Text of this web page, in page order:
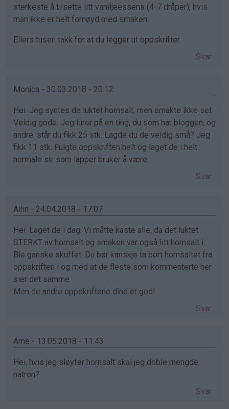
sterkeste å tilsette litt vaniljeessens (4-7 dråper), hvis
man ikke er helt fornøyd med smaken.
Ellers tusen takk for at du legger ut oppskrifter.
Svar
Monica - 30.03.2018 - 20:12
Hei. Jeg syntes de luktet hornsalt, men smakte ikke set.
Veldig gode. Jeg lurer på en ting, du som har bloggen, og
andre. står du fikk 25 stk. Lagde du de veldig små? Jeg
fikk 11 stk. Fulgte oppskriften helt og laget de i helt
normale str som lapper bruker å være.
Svar
Ailin - 24.04.2018 - 17:07
Hei. Laget de i dag. Vi måtte kaste alle, da det luktet
STERKT av hornsalt og smaken var også litt hornsalt i.
Ble ganske skuffet. Du bør kanskje ta bort hornsaltet fra
oppskriften i og med at de fleste som kommenterte her
sier det samme.
Men de andre oppskriftene dine er god!
Svar
Arne - 13.05.2018 - 11:43
Hei, hvis jeg sløyfer hornsalt skal jeg doble mengde
natron?
Svar